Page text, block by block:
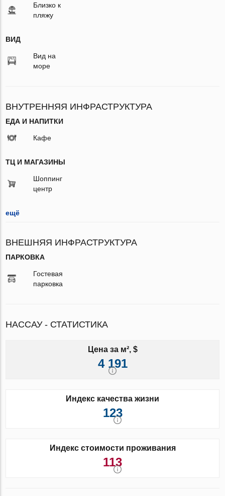
Близко к
пляжу
ВИД
Вид на
море
ВНУТРЕННЯЯ ИНФРАСТРУКТУРА
ЕДА И НАПИТКИ
Кафе
ТЦ И МАГАЗИНЫ
Шоппинг
центр
ещё
ВНЕШНЯЯ ИНФРАСТРУКТУРА
ПАРКОВКА
Гостевая
парковка
НАССАУ - СТАТИСТИКА
Цена за м², $
4 191
Индекс качества жизни
123
Индекс стоимости проживания
113